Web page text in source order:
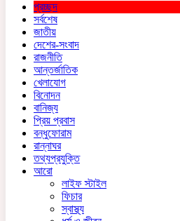
প্রচ্ছদ
সর্বশেষ
জাতীয়
দেশের-সংবাদ
রাজনীতি
আন্তর্জাতিক
খেলাযোগ
বিনোদন
বানিজ্য
প্রিয় প্রবাস
বন্ধুফোরাম
রান্নাঘর
তথ্যপ্রযুক্তি
আরো
লাইফ স্টাইল
ফিচার
স্বাস্থ্য